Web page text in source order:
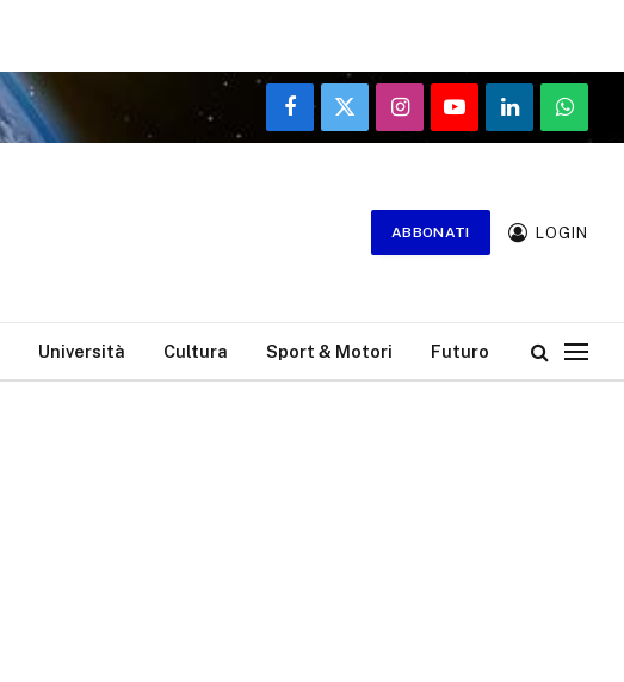
Facebook
X
(Twitter)
InstagramYouTubeLinkedIn
ABBONATI LOGIN
Università Cultura Sport & Motori Futuro